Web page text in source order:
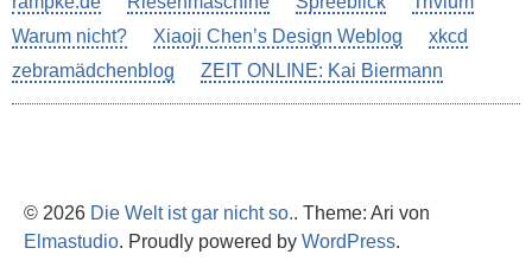
Warum nicht?
Xiaoji Chen’s Design Weblog
xkcd
zebramädchenblog
ZEIT ONLINE: Kai Biermann
© 2026 Die Welt ist gar nicht so.. Theme: Ari von
Elmastudio. Proudly powered by WordPress.